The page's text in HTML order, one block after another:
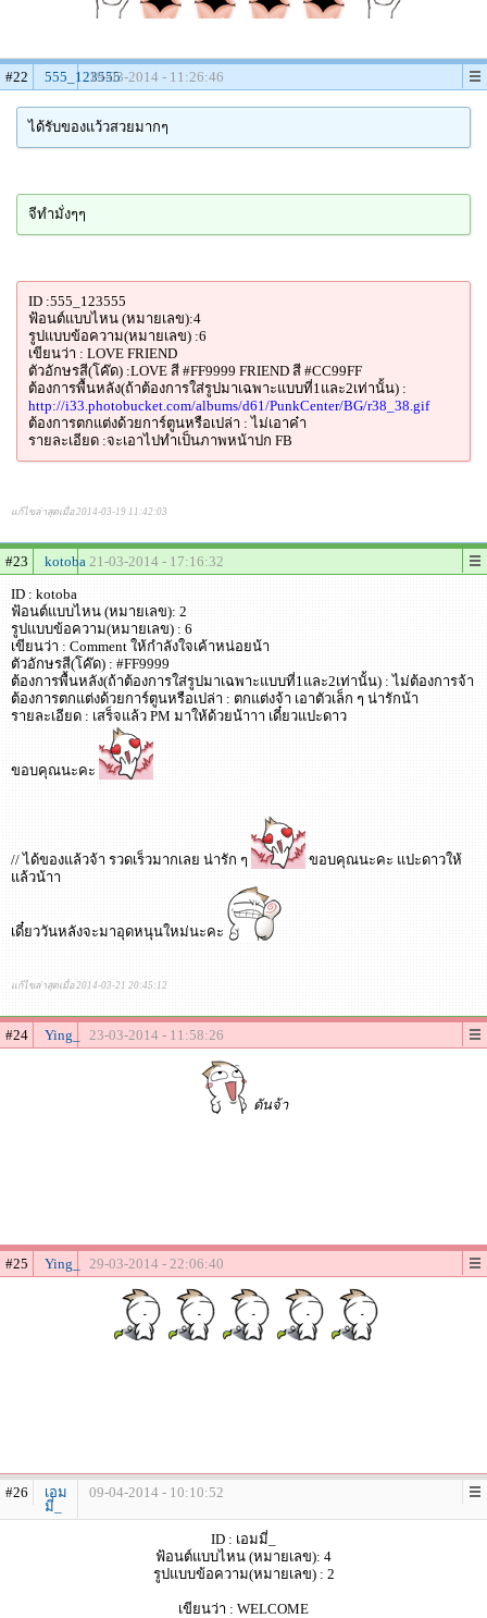
#22 555_12355519-03-2014 - 11:26:46
ได้รับของแว้วสวยมากๆ
จีทำมั่งๆๆ
ID :555_123555
ฟ้อนต์แบบไหน (หมายเลข):4
รูปแบบข้อความ(หมายเลข) :6
เขียนว่า : LOVE FRIEND
ตัวอักษรสี(โค๊ด) :LOVE สี #FF9999 FRIEND สี #CC99FF
ต้องการพื้นหลัง(ถ้าต้องการใส่รูปมาเฉพาะแบบที่1และ2เท่านั้น) :
http://i33.photobucket.com/albums/d61/PunkCenter/BG/r38_38.gif
ต้องการตกแต่งด้วยการ์ตูนหรือเปล่า : ไม่เอาค๋า
รายละเอียด :จะเอาไปทำเป็นภาพหน้าปก FB
แก้ไขล่าสุดเมื่อ 2014-03-19 11:42:03
#23 kotoba 21-03-2014 - 17:16:32
ID : kotoba
ฟ้อนต์แบบไหน (หมายเลข): 2
รูปแบบข้อความ(หมายเลข) : 6
เขียนว่า : Comment ให้กำลังใจเค้าหน่อยน้า
ตัวอักษรสี(โค๊ด) : #FF9999
ต้องการพื้นหลัง(ถ้าต้องการใส่รูปมาเฉพาะแบบที่1และ2เท่านั้น) : ไม่ต้องการจ้า
ต้องการตกแต่งด้วยการ์ตูนหรือเปล่า : ตกแต่งจ้า เอาตัวเล็ก ๆ น่ารักน้า
รายละเอียด : เสร็จแล้ว PM มาให้ด้วยน้าาา เดี๋ยวแปะดาว
ขอบคุณนะคะ
// ได้ของแล้วจ้า รวดเร็วมากเลย น่ารัก ๆ
ขอบคุณนะคะ แปะดาวให้
แล้วน้าา
เดี๋ยววันหลังจะมาอุดหนุนใหม่นะคะ
แก้ไขล่าสุดเมื่อ 2014-03-21 20:45:12
#24 Ying_ 23-03-2014 - 11:58:26
ดันจ้า
#25 Ying_ 29-03-2014 - 22:06:40
#26
เอม
มี่_
09-04-2014 - 10:10:52
ID : เอมมี่_
ฟ้อนต์แบบไหน (หมายเลข): 4
รูปแบบข้อความ(หมายเลข) : 2
เขียนว่า : WELCOME